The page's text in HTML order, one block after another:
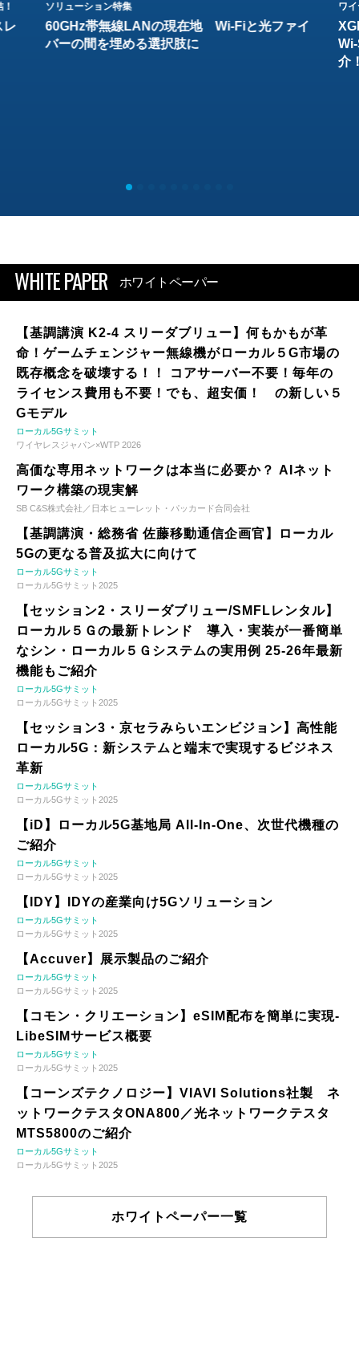
レ
ソリューション特集
60GHz帯無線LANの現在地 Wi-Fiと光ファイ
バーの間を埋める選択肢に
ワ
介
WHITE PAPER ホワイトペーパー
【基調講演 K2-4 スリーダブリュー】何もかもが革
命！ゲームチェンジャー無線機がローカル５G市場の
既存概念を破壊する！！ コアサーバー不要！毎年の
ライセンス費用も不要！でも、超安価！ の新しい５
Gモデル
ローカル5Gサミット
ワイヤレスジャパン×WTP 2026
高価な専用ネットワークは本当に必要か？ AIネット
ワーク構築の現実解
SB C&S株式会社／日本ヒューレット・パッカード合同会社
【基調講演・総務省 佐藤移動通信企画官】ローカル
5Gの更なる普及拡大に向けて
ローカル5Gサミット
ローカル5Gサミット2025
【セッション2・スリーダブリュー/SMFLレンタル】
ローカル５Ｇの最新トレンド 導入・実装が一番簡単
なシン・ローカル５Ｇシステムの実用例 25-26年最新
機能もご紹介
ローカル5Gサミット
ローカル5Gサミット2025
【セッション3・京セラみらいエンビジョン】高性能
ローカル5G：新システムと端末で実現するビジネス
革新
ローカル5Gサミット
ローカル5Gサミット2025
【iD】ローカル5G基地局 All-In-One、次世代機種の
ご紹介
ローカル5Gサミット
ローカル5Gサミット2025
【IDY】IDYの産業向け5Gソリューション
ローカル5Gサミット
ローカル5Gサミット2025
【Accuver】展示製品のご紹介
ローカル5Gサミット
ローカル5Gサミット2025
【コモン・クリエーション】eSIM配布を簡単に実現-
LibeSIMサービス概要
ローカル5Gサミット
ローカル5Gサミット2025
【コーンズテクノロジー】VIAVI Solutions社製 ネ
ットワークテスタONA800／光ネットワークテスタ
MTS5800のご紹介
ローカル5Gサミット
ローカル5Gサミット2025
ホワイトペーパー一覧